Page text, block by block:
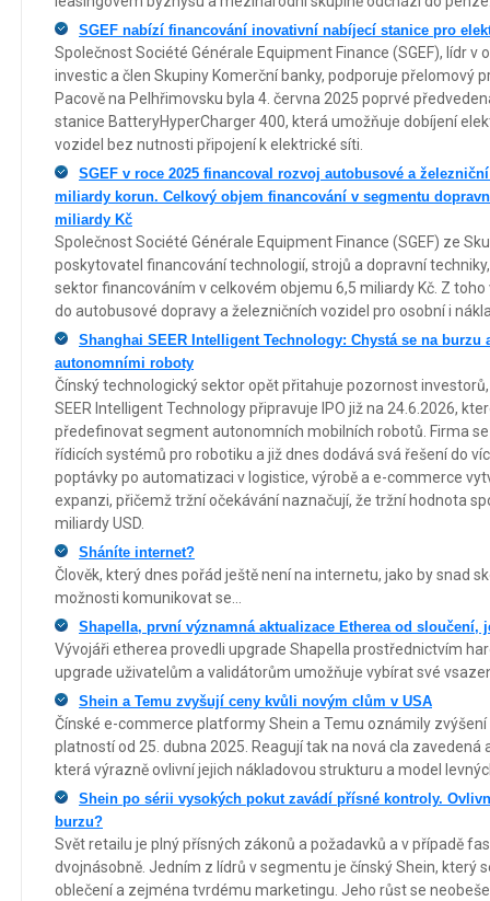
SGEF nabízí financování inovativní nabíjecí stanice pro
Společnost Société Générale Equipment Finance (SGEF), lídr
investic a člen Skupiny Komerční banky, podporuje přelomový
Pacově na Pelhřimovsku byla 4. června 2025 poprvé
stanice BatteryHyperCharger 400, která umožňuje dobíjení
vozidel bez nutnosti připojení k elektrické síti.
SGEF v roce 2025 financoval rozvoj autobusové a
miliardy korun. Celkový objem financování v segmentu
miliardy Kč
Společnost Société Générale Equipment Finance (SGEF) ze
poskytovatel financování technologií, strojů a dopravní
sektor financováním v celkovém objemu 6,5 miliardy Kč. Z
do autobusové dopravy a železničních vozidel pro osobní i
Shanghai SEER Intelligent Technology: Chystá se na burzu
autonomními roboty
Čínský technologický sektor opět přitahuje pozornost
SEER Intelligent Technology připravuje IPO již na 24.6.2026,
předefinovat segment autonomních mobilních robotů. Firma
řídicích systémů pro robotiku a již dnes dodává svá řešení do
poptávky po automatizaci v logistice, výrobě a e-commerce
expanzi, přičemž tržní očekávání naznačují, že tržní hodnota
miliardy USD.
Sháníte internet?
Člověk, který dnes pořád ještě není na internetu, jako by snad
možnosti komunikovat se...
Shapella, první významná aktualizace Etherea od sloučení,
Vývojáři etherea provedli upgrade Shapella prostřednictvím
upgrade uživatelům a validátorům umožňuje vybírat své
Shein a Temu zvyšují ceny kvůli novým clům v USA
Čínské e-commerce platformy Shein a Temu oznámily zvýšení
platností od 25. dubna 2025. Reagují tak na nová cla
která výrazně ovlivní jejich nákladovou strukturu a model
Shein po sérii vysokých pokut zavádí přísné kontroly.
burzu?
Svět retailu je plný přísných zákonů a požadavků a v případě
dvojnásobně. Jedním z lídrů v segmentu je čínský Shein, který
oblečení a zejména tvrdému marketingu. Jeho růst se